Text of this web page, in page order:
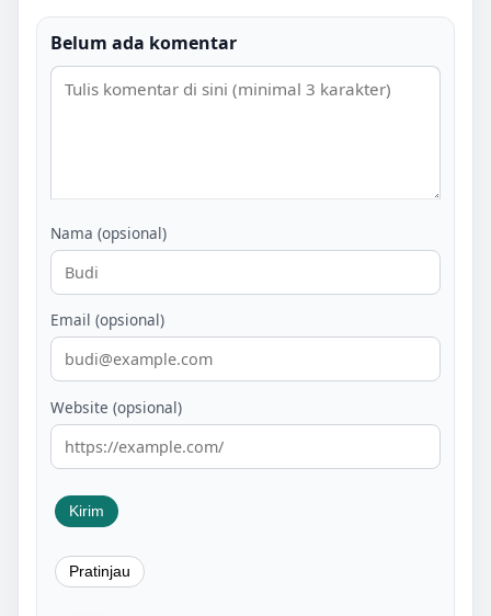
Belum ada komentar
Nama (opsional)
Email (opsional)
Website (opsional)